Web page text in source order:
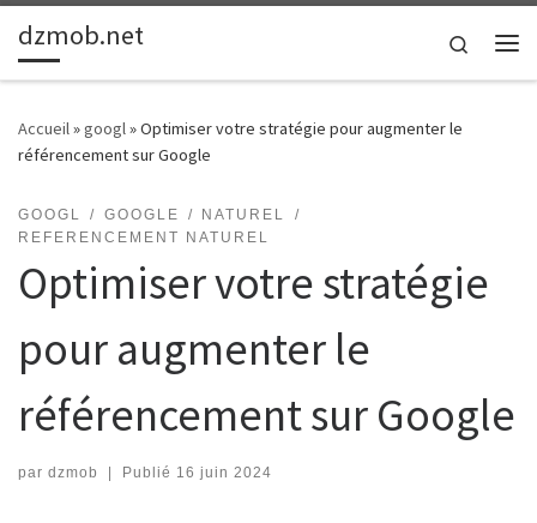
Passer au contenu
dzmob.net
Search
Accueil»googl»Optimiser votre stratégie pour augmenter le
référencement sur Google
GOOGL GOOGLE
NATUREL
REFERENCEMENT NATUREL
Optimiser votre stratégie
pour augmenter le
référencement sur Google
par dzmob Publié 16 juin 2024